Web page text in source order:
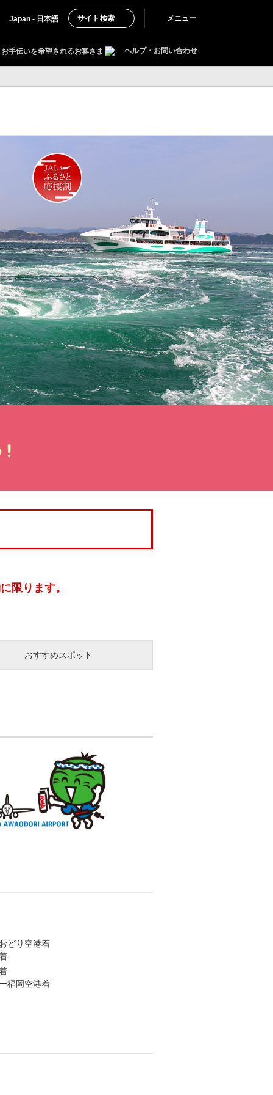
Japan - 日本語 サイト検索 メニュー
お手伝いを希望されるお客さま ヘルプ・お問い合わせ
限ります。
おすすめスポット
どり空港着
福岡空港着